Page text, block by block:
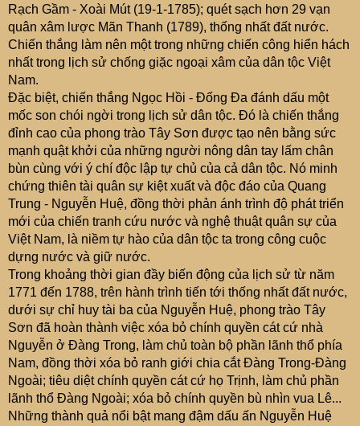
Rạch Gầm - Xoài Mút (19-1-1785); quét sạch hơn 29 vạn
quân xâm lược Mãn Thanh (1789), thống nhất đất nước.
Chiến thắng làm nên một trong những chiến công hiển hách
nhất trong lịch sử chống giặc ngoại xâm của dân tộc Việt
Nam.
Đặc biệt, chiến thắng Ngọc Hồi - Đống Đa đánh dấu một
mốc son chói ngời trong lịch sử dân tộc. Đó là chiến thắng
đỉnh cao của phong trào Tây Sơn được tạo nên bằng sức
mạnh quật khởi của những người nông dân tay lấm chân
bùn cùng với ý chí độc lập tự chủ của cả dân tộc. Nó minh
chứng thiên tài quân sự kiệt xuất và độc đáo của Quang
Trung - Nguyễn Huệ, đồng thời phản ánh trình độ phát triển
mới của chiến tranh cứu nước và nghệ thuật quân sự của
Việt Nam, là niềm tự hào của dân tộc ta trong công cuộc
dựng nước và giữ nước.
Trong khoảng thời gian đầy biến động của lịch sử từ năm
1771 đến 1788, trên hành trình tiến tới thống nhất đất nước,
dưới sự chỉ huy tài ba của Nguyễn Huệ, phong trào Tây
Sơn đã hoàn thành việc xóa bỏ chính quyền cát cứ nhà
Nguyễn ở Đàng Trong, làm chủ toàn bộ phần lãnh thổ phía
Nam, đồng thời xóa bỏ ranh giới chia cắt Đàng Trong-Đàng
Ngoài; tiêu diệt chính quyền cát cứ họ Trịnh, làm chủ phần
lãnh thổ Đàng Ngoài; xóa bỏ chính quyền bù nhìn vua Lê...
Những thành quả nổi bật mang đậm dấu ấn Nguyễn Huệ